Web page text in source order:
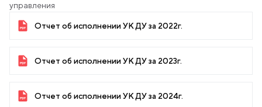
управления
Отчет об исполнении УК ДУ за 2022г.
Отчет об исполнении УК ДУ за 2023г.
Отчет об исполнении УК ДУ за 2024г.